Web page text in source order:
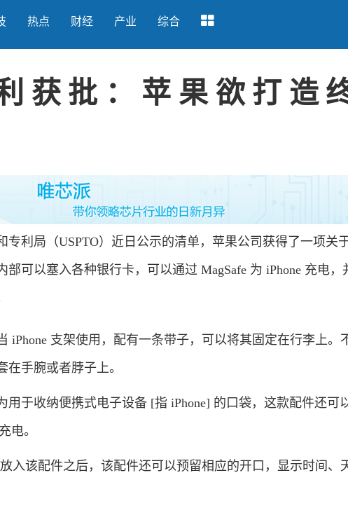
热点 财经 产业 综合
获批：苹果欲打造
利局（USPTO）近日公示的清单，苹果公司获得了一项关
部可以塞入各种银行卡，可以通过 MagSafe 为 iPhone 充电，
支架使用，配有一条带子，可以将其固定在行李上。
在手腕或者脖子上。
于收纳便携式电子设备 [指 iPhone] 的口袋，这款配件还可
电。
该配件之后，该配件还可以预留相应的开口，显示时间、